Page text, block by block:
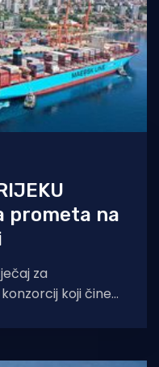
prometa na
za
koji čine